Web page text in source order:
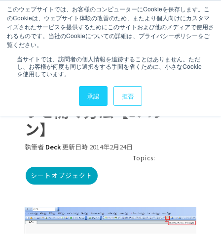
このウェブサイトでは、お客様のコンピューターにCookieを保存します。こ
のCookieは、ウェブサイト体験の改善のため、またより個人向けにカスタマ
イズされたサービスを提供するためにこのサイトおよび他のメディアで使用さ
れるものです。当社のCookieについての詳細は、プライバシーポリシーをご
覧ください。
当サイトでは、訪問者の個人情報を追跡することはありません。ただ
し、お客様が何度も同じ選択をする手間を省くために、小さなCookie
を使用しています。
承認 拒否
お問い合わせ
1 分で読むことができます。
QlikViewのカスタムオブ
ジェクトの追加ウィンド
ウを開く方法【3パター
ン】
執筆者 Deck更新日時 2014年2月24日
Topics:
シートオブジェクト